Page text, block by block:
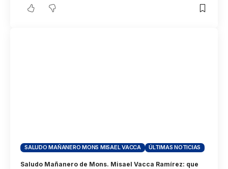
SALUDO MAÑANERO MONS MISAEL VACCA ÚLTIMAS NOTICIAS
Saludo Mañanero de Mons. Misael Vacca Ramírez: que